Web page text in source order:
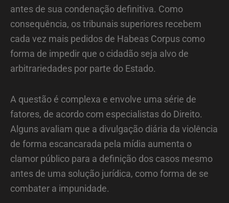
antes de sua condenação definitiva. Como
consequência, os tribunais superiores recebem
cada vez mais pedidos de Habeas Corpus como
forma de impedir que o cidadão seja alvo de
arbitrariedades por parte do Estado.
A questão é complexa e envolve uma série de
fatores, de acordo com especialistas do Direito.
Alguns avaliam que a divulgação diária da violência
de forma escancarada pela mídia aumenta o
clamor público para a definição dos casos mesmo
antes de uma solução jurídica, como forma de se
combater a impunidade.